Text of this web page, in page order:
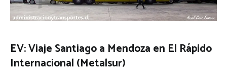
EV: Viaje Santiago a Mendoza en El Rápido
Internacional (Metalsur)